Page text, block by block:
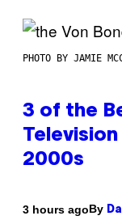
PHOTO BY JAMIE
3 of the
2000s
3 hours agoBy